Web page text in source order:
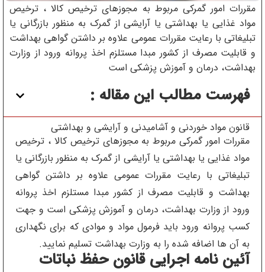
مقررات امور گمرکی مربوط به مجوزهای ترخیص کالا ، ترخیص
مواد غذایی یا بهداشتی یا آرایشی از گمرک به منظور بازرگانی یا
تبلیغاتی با رعایت مقررات عمومی علاوه بر داشتن گواهی بهداشت
و قابلیت مصرف از کشور مبدا مستلزم اخذ پروانه ورود از وزارت
بهداشت، درمان و آموزش پزشکی است
فهرست مطالب این مقاله :
قانون مواد خوردنی و آشامیدنی و آرایشی و بهداشتی
مقررات امور گمرکی مربوط به مجوزهای ترخیص کالا ، ترخیص
مواد غذایی یا بهداشتی یا آرایشی از گمرک به منظور بازرگانی یا
تبلیغاتی با رعایت مقررات عمومی علاوه بر داشتن گواهی
بهداشت و قابلیت مصرف از کشور مبدا مستلزم اخذ پروانه
ورود از وزارت بهداشت، درمان و آموزش پزشکی است و جهت
کسب پروانه ورود باید فرمول مواد و موادی که برای نگهداری
به آن ها اضافه شده را به وزارت بهداشت تسلیم نمایید.
آئین نامه اجرایی قانون حفظ نباتات